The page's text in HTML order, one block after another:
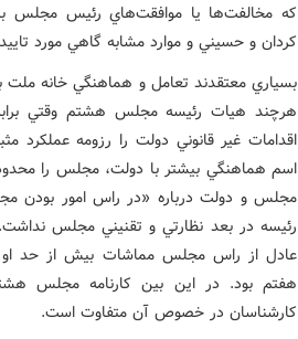
که مخالفت‌ها يا موافقت‌هاي رئيس مجلس با
کردان و حسيني و موارد مشابه گاهي مورد
بسياري معتقدند تعامل و هماهنگي خانه ملت
هرچند هيات رئيسه مجلس هشتم وقتي برابر
اقدامات غير قانوني دولت را رزومه عملکرد
اسم هماهنگي بيشتر با دولت، مجلس را
مجلس و دولت درباره «در راس امور بودن
رئيسه در بعد نظارتي و تقنيني مجلس
عادل از راس مجلس مماشات بيش از حد او
هفتم بود. در اين بين کارنامه مجلس
کارشناسان در خصوص آن متفاوت است.